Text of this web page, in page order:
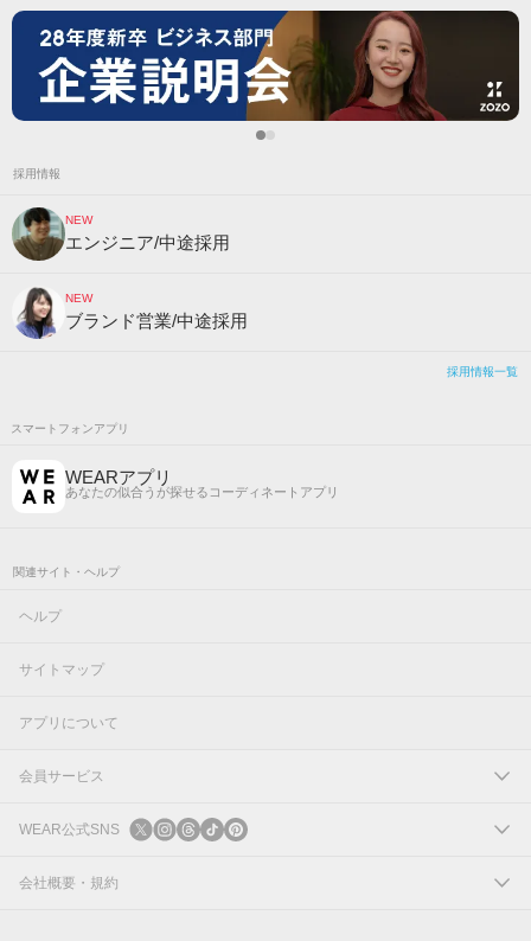
採用情報
NEW
エンジニア/中途採用
NEW
ブランド営業/中途採用
採用情報一覧
スマートフォンアプリ
WEARアプリ
あなたの似合うが探せるコーディネートアプリ
関連サイト・ヘルプ
ヘルプ
サイトマップ
アプリについて
会員サービス
ログイン
新規会員登録
WEAR公式SNS
X
会社概要・規約